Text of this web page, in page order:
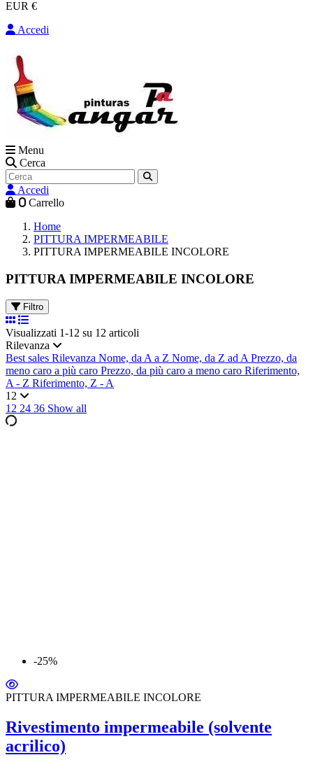
EUR €
Accedi
Menu
Cerca
Accedi
0 Carrello
Home
PITTURA IMPERMEABILE
PITTURA IMPERMEABILE INCOLORE
PITTURA IMPERMEABILE INCOLORE
Filtro
Visualizzati 1-12 su 12 articoli
Rilevanza
Best sales Rilevanza Nome, da A a Z Nome, da Z ad APrezzo, da
meno caro a più caro Prezzo, da più caro a meno caro Riferimento,
A - Z Riferimento, Z - A
12
12 24 36 Show all
-25%
PITTURA IMPERMEABILE INCOLORE
Rivestimento impermeabile (solvente
acrilico)